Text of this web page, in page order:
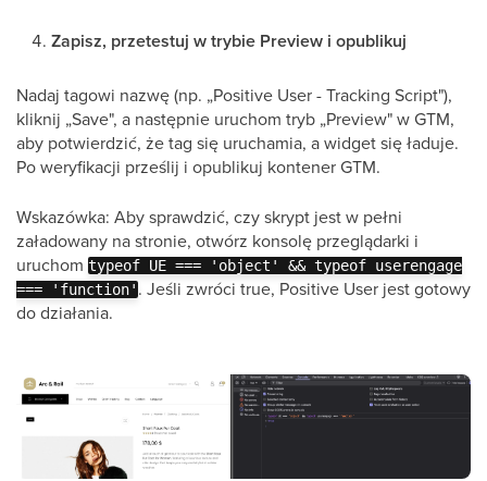
Zapisz, przetestuj w trybie Preview i opublikuj
Nadaj tagowi nazwę (np. „Positive User - Tracking Script"),
kliknij „Save", a następnie uruchom tryb „Preview" w GTM,
aby potwierdzić, że tag się uruchamia, a widget się ładuje.
Po weryfikacji prześlij i opublikuj kontener GTM.
Wskazówka: Aby sprawdzić, czy skrypt jest w pełni
załadowany na stronie, otwórz konsolę przeglądarki i
uruchom typeof UE === 'object' && typeof userengage
=== 'function' . Jeśli zwróci true, Positive User jest gotowy
do działania.